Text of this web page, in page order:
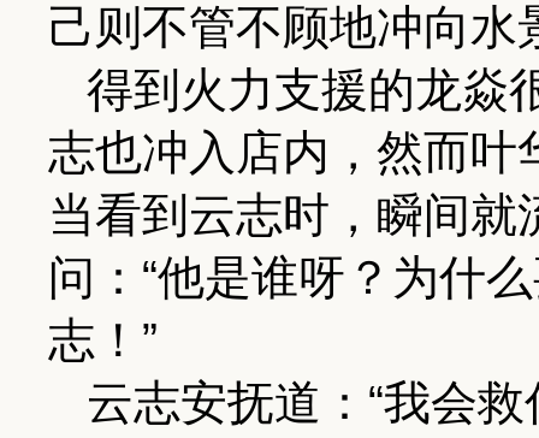
己则不管不顾地冲向水
得到火力支援的龙焱
志也冲入店内，然而叶
当看到云志时，瞬间
问：“他是谁呀？为什
志！”
云志安抚道：“我会